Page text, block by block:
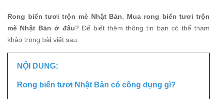
Rong biển tươi trộn mè Nhật Bản
Mua rong biển tươi trộn
mè Nhật Bản ở đâu? Để biết thêm thông tin bạn có thể tham
khảo trong bài viết sau.
NỘI DUNG:
Rong biển tươi Nhật Bản có công dụng gì?